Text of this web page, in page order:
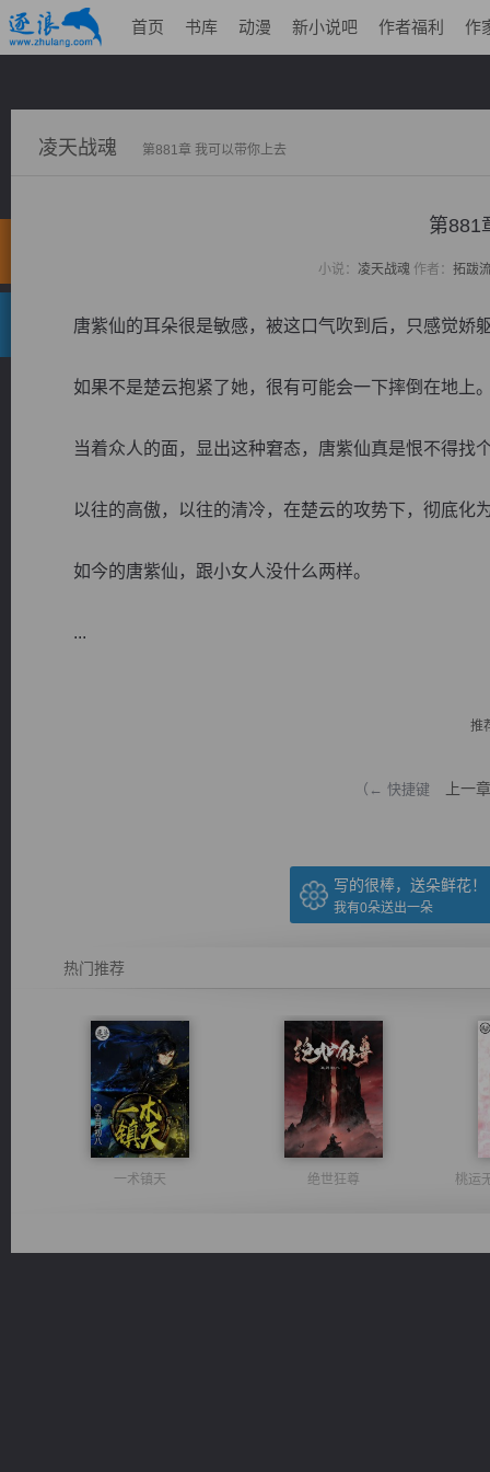
首页 书库 动漫 新小说吧 作者福利 作
凌天战魂 第881章 我可以带你上去
第881
小说： 凌天战魂作者： 拓跋
唐紫仙的耳朵很是敏感，被这口气吹到后，只感觉娇
如果不是楚云抱紧了她，很有可能会一下摔倒在地上
当着众人的面，显出这种窘态，唐紫仙真是恨不得找
以往的高傲，以往的清冷，在楚云的攻势下，彻底化
如今的唐紫仙，跟小女人没什么两样。
...
推
（← 快捷键 上一章
写的很棒，送朵鲜花！
我有0朵送出一朵
热门推荐
一术镇天 绝世狂尊 桃运